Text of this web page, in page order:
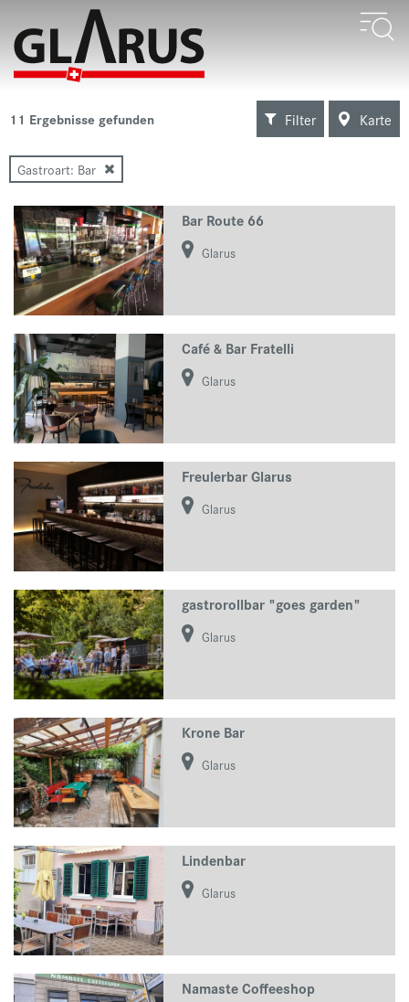
Filter Karte
11 Ergebnisse gefunden
Gastroart: Bar
Bar Route 66
Glarus
Café & Bar Fratelli
Glarus
Freulerbar Glarus
Glarus
gastrorollbar "goes garden"
Glarus
Krone Bar
Glarus
Lindenbar
Glarus
Namaste Coffeeshop